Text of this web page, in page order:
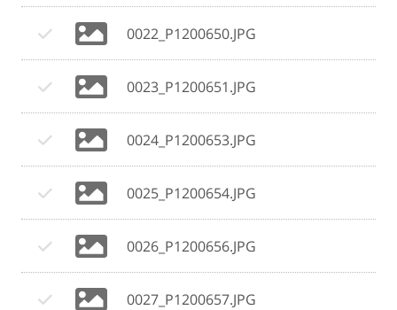
0022_P1200650.JPG
0023_P1200651.JPG
0024_P1200653.JPG
0025_P1200654.JPG
0026_P1200656.JPG
0027_P1200657.JPG